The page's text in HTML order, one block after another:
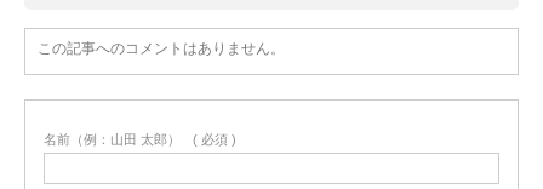
この記事へのコメントはありません。
名前（例：山田 太郎） ( 必須 )